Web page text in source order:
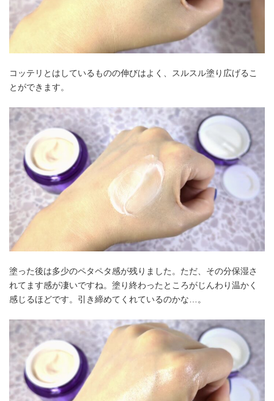
コッテリとはしているものの伸びはよく、スルスル塗り広げるこ
とができます。
塗った後は多少のペタペタ感が残りました。ただ、その分保湿さ
れてます感が凄いですね。塗り終わったところがじんわり温かく
感じるほどです。引き締めてくれているのかな…。